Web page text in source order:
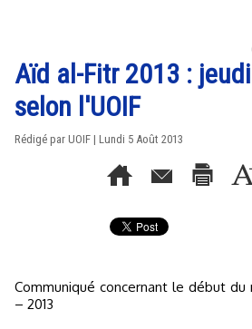
Aïd al-Fitr 2013 :
selon l'UOIF
Rédigé par UOIF | Lundi 5 Août 2013
Communiqué concernant le début du mois de Shawwal 1434
– 2013